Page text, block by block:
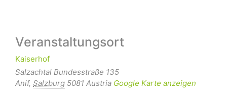
Veranstaltungsort
Kaiserhof
Salzachtal Bundesstraße 135
Anif, Salzburg 5081 Austria Google Karte anzeigen